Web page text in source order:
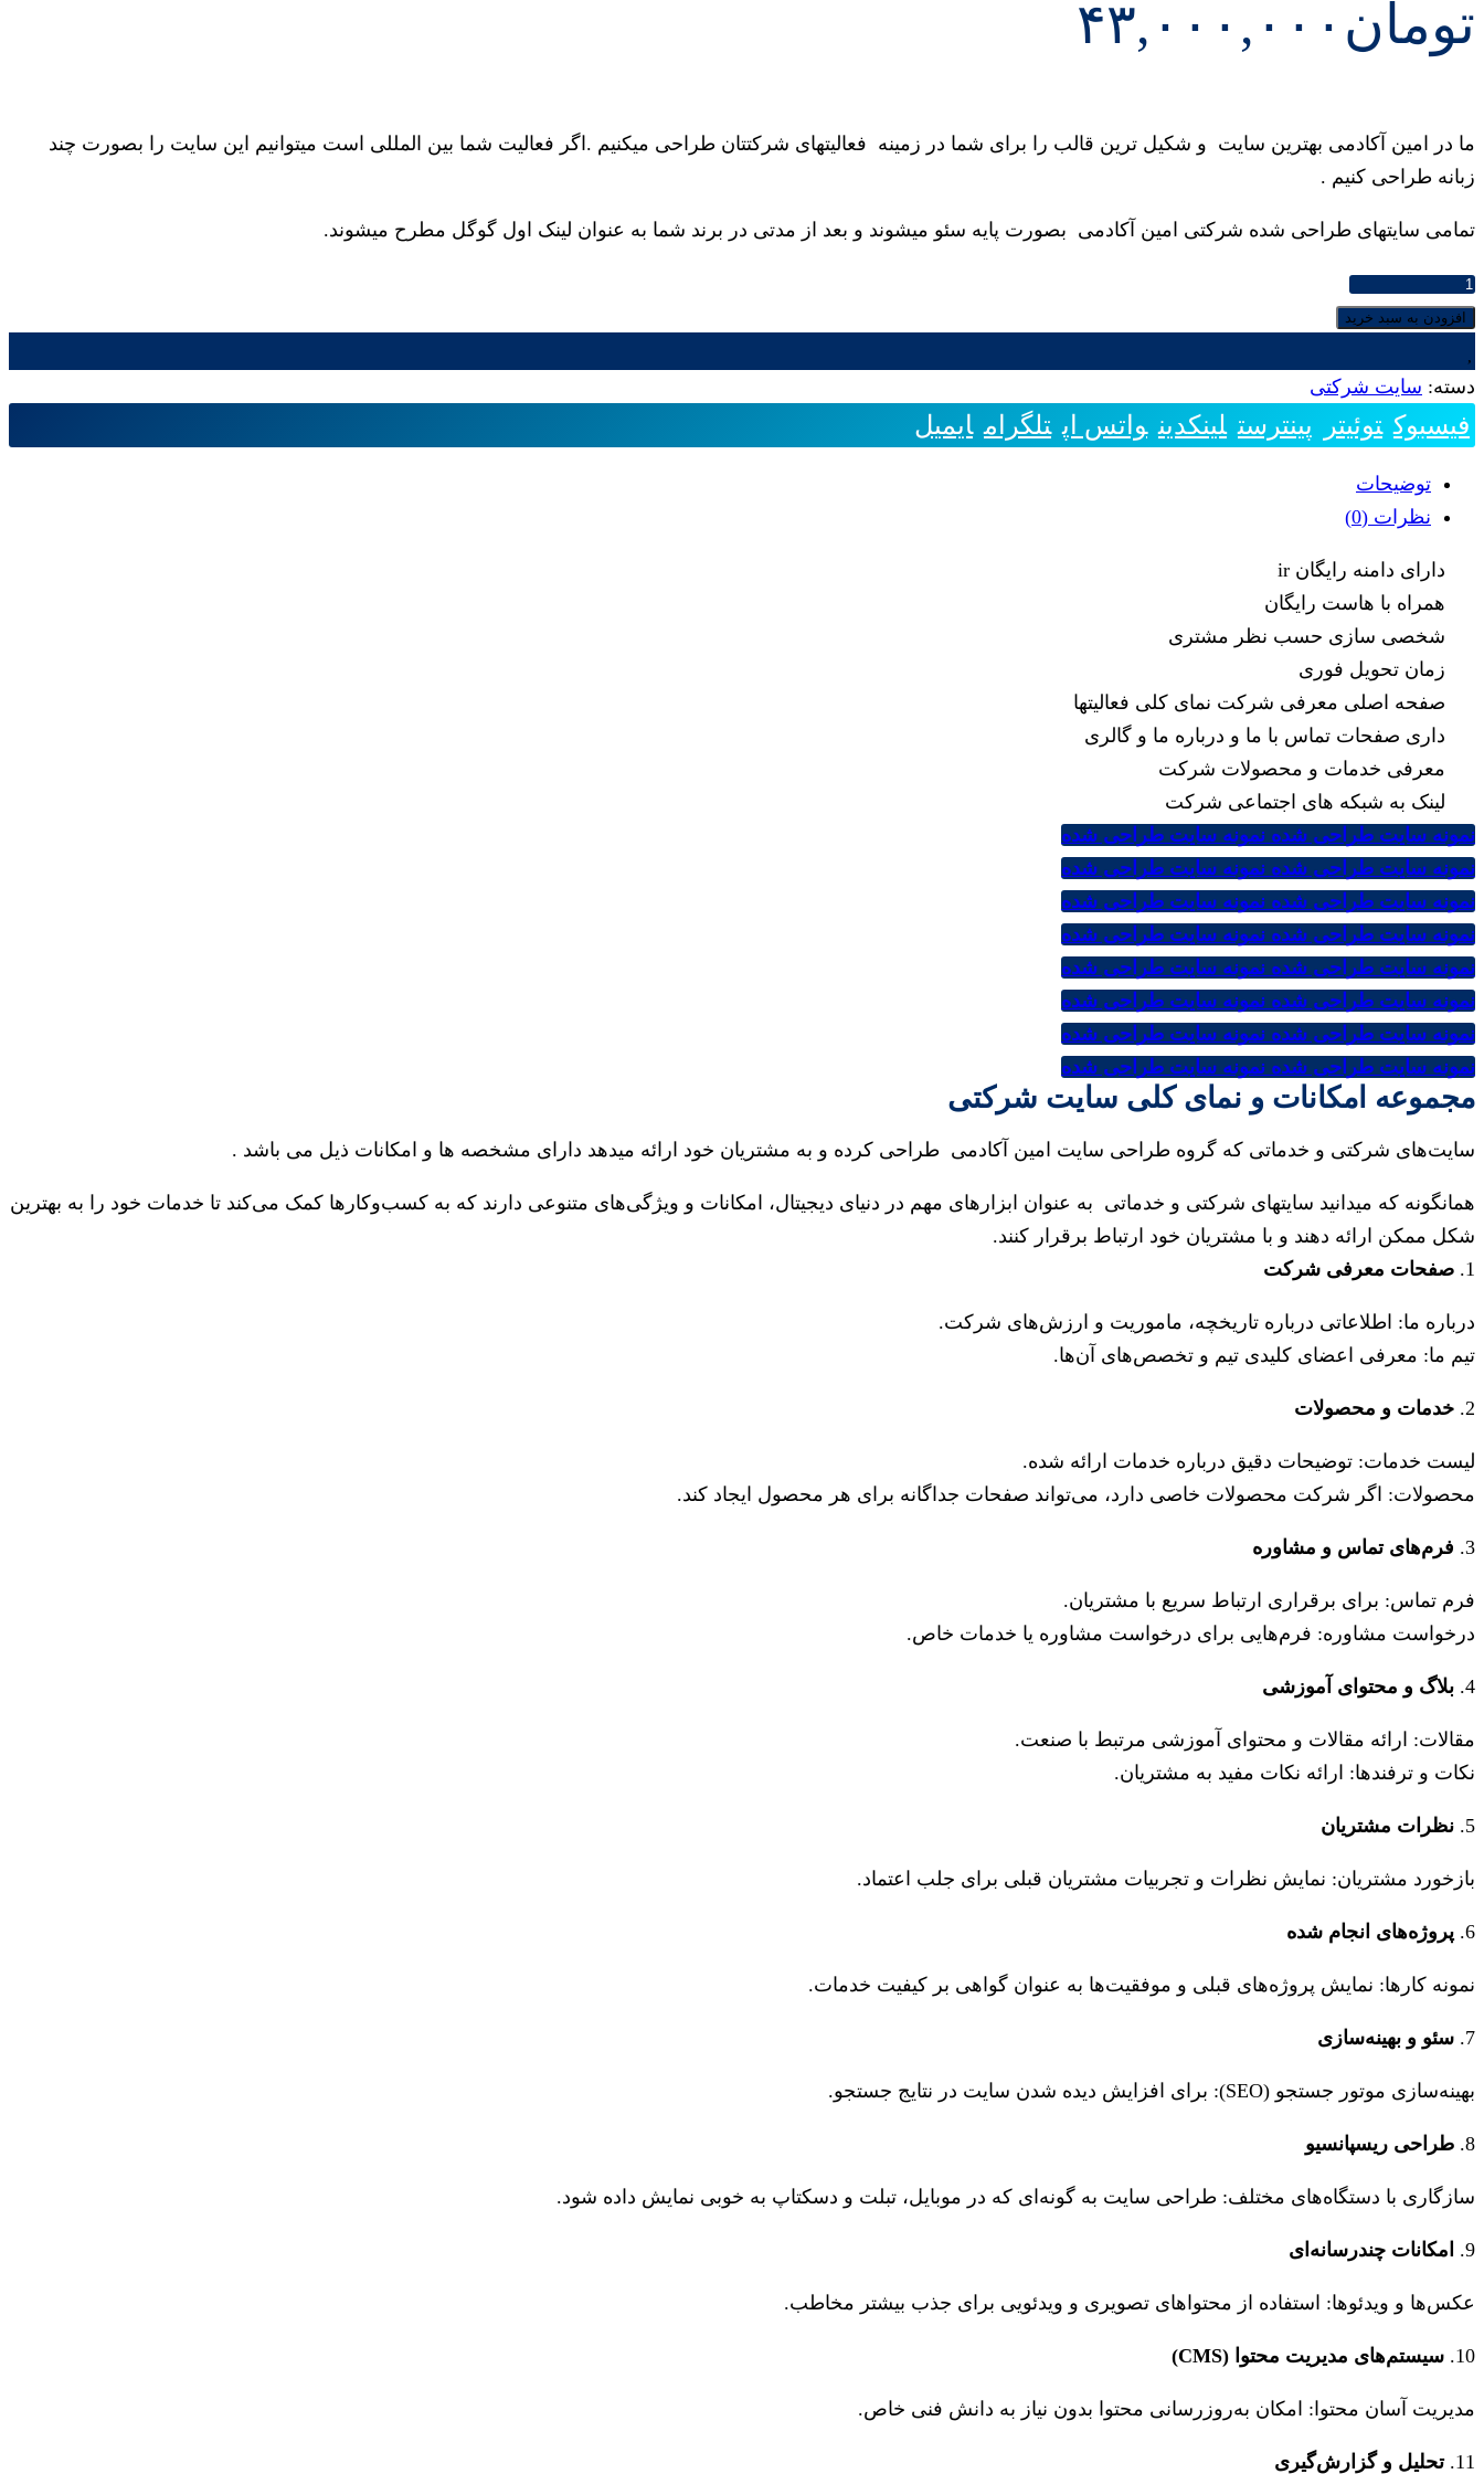
تومان ۴۳,۰۰۰,۰۰۰
ما در امین آکادمی بهترین سایت و شکیل ترین قالب را برای شما در زمینه فعالیتهای شرکتتان طراحی میکنیم .اگر فعالیت شما بین المللی است میتوانیم این سایت را بصورت چند
زبانه طراحی کنیم .
تمامی سایتهای طراحی شده شرکتی امین آکادمی بصورت پایه سئو میشوند و بعد از مدتی در برند شما به عنوان لینک اول گوگل مطرح میشوند.
طراحی
سایت
و
خدماتی
در
تبریز
عدد
افزودن به سبد خرید
دسته: سایت شرکتی
فیسبوک توئیتر پینترست لینکدین واتس اپ تلگرام ایمیل
توضیحات
نظرات (0)
دارای دامنه رایگان ir
همراه با هاست رایگان
شخصی سازی حسب نظر مشتری
زمان تحویل فوری
صفحه اصلی معرفی شرکت نمای کلی فعالیتها
داری صفحات تماس با ما و درباره ما و گالری
معرفی خدمات و محصولات شرکت
لینک به شبکه های اجتماعی شرکت
نمونه سایت طراحی شده نمونه سایت طراحی شده
نمونه سایت طراحی شده نمونه سایت طراحی شده
نمونه سایت طراحی شده نمونه سایت طراحی شده
نمونه سایت طراحی شده نمونه سایت طراحی شده
نمونه سایت طراحی شده نمونه سایت طراحی شده
نمونه سایت طراحی شده نمونه سایت طراحی شده
نمونه سایت طراحی شده نمونه سایت طراحی شده
نمونه سایت طراحی شده نمونه سایت طراحی شده
مجموعه امکانات و نمای کلی سایت شرکتی
سایت‌های شرکتی و خدماتی که گروه طراحی سایت امین آکادمی طراحی کرده و به مشتریان خود ارائه میدهد دارای مشخصه ها و امکانات ذیل می باشد .
همانگونه که میدانید سایتهای شرکتی و خدماتی به عنوان ابزارهای مهم در دنیای دیجیتال، امکانات و ویژگی‌های متنوعی دارند که به کسب‌وکارها کمک می‌کند تا خدمات خود را به بهترین
شکل ممکن ارائه دهند و با مشتریان خود ارتباط برقرار کنند.
1. صفحات معرفی شرکت
درباره ما: اطلاعاتی درباره تاریخچه، ماموریت و ارزش‌های شرکت.
تیم ما: معرفی اعضای کلیدی تیم و تخصص‌های آن‌ها.
2. خدمات و محصولات
لیست خدمات: توضیحات دقیق درباره خدمات ارائه شده.
محصولات: اگر شرکت محصولات خاصی دارد، می‌تواند صفحات جداگانه برای هر محصول ایجاد کند.
3. فرم‌های تماس و مشاوره
فرم تماس: برای برقراری ارتباط سریع با مشتریان.
درخواست مشاوره: فرم‌هایی برای درخواست مشاوره یا خدمات خاص.
4. بلاگ و محتوای آموزشی
مقالات: ارائه مقالات و محتوای آموزشی مرتبط با صنعت.
نکات و ترفندها: ارائه نکات مفید به مشتریان.
5. نظرات مشتریان
بازخورد مشتریان: نمایش نظرات و تجربیات مشتریان قبلی برای جلب اعتماد.
6. پروژه‌های انجام شده
نمونه کارها: نمایش پروژه‌های قبلی و موفقیت‌ها به عنوان گواهی بر کیفیت خدمات.
7. سئو و بهینه‌سازی
بهینه‌سازی موتور جستجو (SEO): برای افزایش دیده شدن سایت در نتایج جستجو.
8. طراحی ریسپانسیو
سازگاری با دستگاه‌های مختلف: طراحی سایت به گونه‌ای که در موبایل، تبلت و دسکتاپ به خوبی نمایش داده شود.
9. امکانات چندرسانه‌ای
عکس‌ها و ویدئوها: استفاده از محتواهای تصویری و ویدئویی برای جذب بیشتر مخاطب.
10. سیستم‌های مدیریت محتوا (CMS)
مدیریت آسان محتوا: امکان به‌روزرسانی محتوا بدون نیاز به دانش فنی خاص.
11. تحلیل و گزارش‌گیری